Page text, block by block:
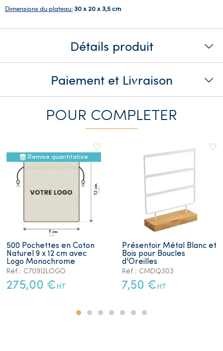
Dimensions du plateau:30 x 20 x 3,5 cm
Détails produit
Paiement et Livraison
POUR COMPLETER
Remise quantitative
500 Pochettes en Coton
Naturel 9 x 12 cm avec
Logo Monochrome
Réf.: C70912LOGO
275,00 € HT
Présentoir Métal Blanc et
Bois pour Boucles
d'Oreilles
Réf.: CMDQ303
7,50 € HT